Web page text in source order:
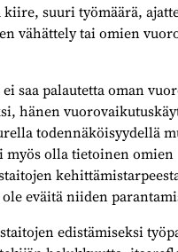
suuri työmäärä,
vähättely tai omien
saa palautetta oman
hänen
todennäköisyydellä
myös olla tietoinen omien
eväitä niiden
edistämiseksi